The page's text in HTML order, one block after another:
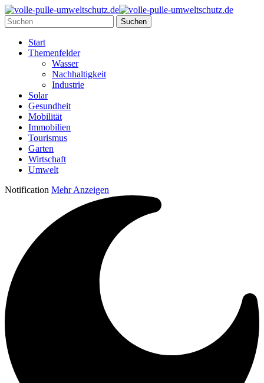
Start
Themenfelder
Wasser
Nachhaltigkeit
Industrie
Solar
Gesundheit
Mobilität
Immobilien
Tourismus
Garten
Wirtschaft
Umwelt
Notification Mehr Anzeigen